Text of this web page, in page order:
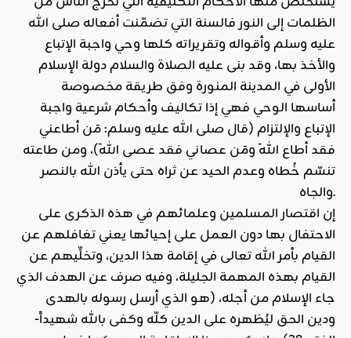
الظلمات إلى النور فالسنة التي تضمّنت أفعاله صلى الله
عليه وسلم وأقواله وتقريراته كلها وحي واجبة الإتباع
والأخذ بها، وقد بنى عليه الصلاة والسلام دولة الإسلام
الأولى في المدينة المنورة وفق طريقة مخصوصة
أساسها الوحي فهي إذا تكاليف وأحكام شرعية واجبة
الإتباع والإلتزام (قال صلى الله عليه وسلم: مَن أطاعني
فقد أطاع اللهَ ومَن عصاني فقد عصى اللهَ)، ومن طاعته
تنسّم خُطاه وعدم الحيد عن ثراه حتى يأذن الله بالنصر
والجاه.
إن اقتصار المسلمين وعلمائهم في هذه الذكرى على
الاحتفال بها دون العمل على إحيائها يعني تغافلهم عن
القيام بأمر الله تعالى في إقامة هذا الدين، وتخلِّيهم عن
القيام بهذه المهمة الجليلة، وفيه صرف عن الهدف الذي
جاء الإسلام من أجله، (هو الذي أرسل رسوله بالهدى
ودين الحق ليُظهره على الدين كلّه وكفى بالله شهيداً-